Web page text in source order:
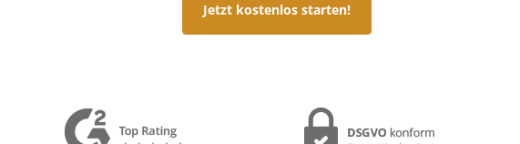
Jetzt kostenlos starten!